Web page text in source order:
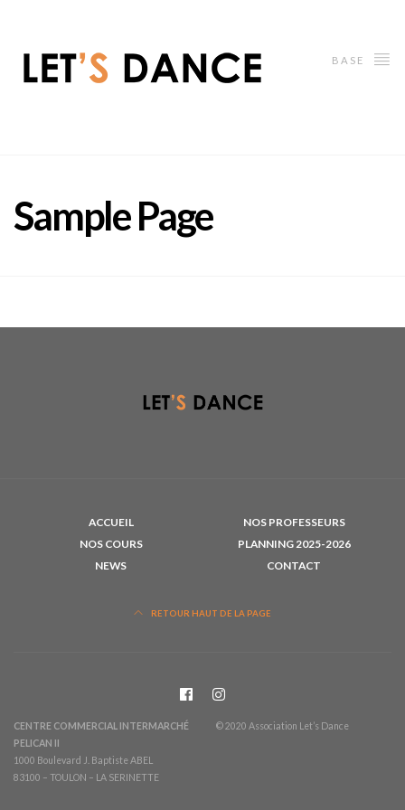
BASE
Sample Page
ACCUEIL
NOS PROFESSEURS
NOS COURS
PLANNING 2025-2026
NEWS
CONTACT
RETOUR HAUT DE LA PAGE
CENTRE COMMERCIAL INTERMARCHÉ
PELICAN II
1000 Boulevard J. Baptiste ABEL
83100 – TOULON – LA SERINETTE
© 2020 Association Let’s Dance